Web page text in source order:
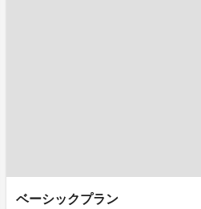
ベーシックプラン